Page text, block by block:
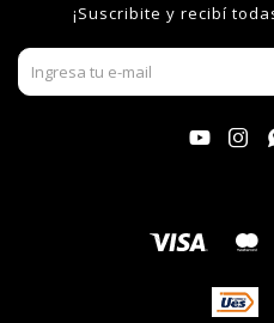
¡Suscribite y recibí
 